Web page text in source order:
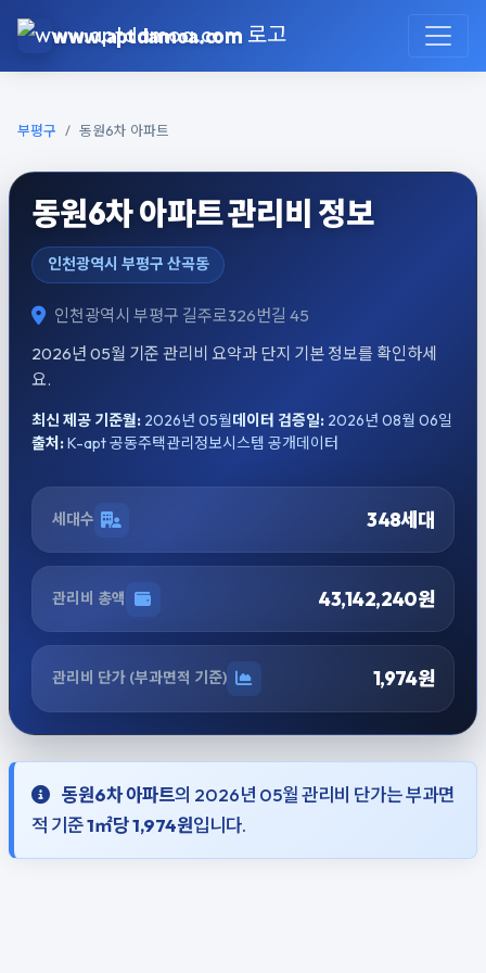
www.aptdamoa.com
부평구 동원6차 아파트
동원6차 아파트 관리비 정보
인천광역시 부평구 산곡동
인천광역시 부평구 길주로326번길 45
2026년 05월 기준 관리비 요약과 단지 기본 정보를 확인하세
요.
최신 제공 기준월: 2026년 05월데이터 검증일: 2026년 08월 06일
출처:K-apt 공동주택관리정보시스템 공개데이터
세대수 348세대
관리비 총액 43,142,240원
관리비 단가 (부과면적 기준) 1,974원
동원6차 아파트의 2026년 05월 관리비 단가는 부과면
적 기준1㎡당 1,974원입니다.